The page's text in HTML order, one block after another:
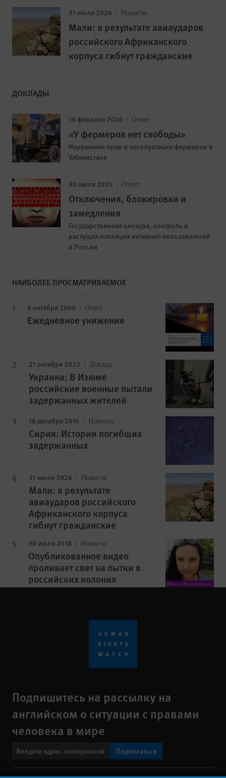
31 июля 2026 Новости
Мали: в результате авиаударов
российского Африканского
корпуса гибнут гражданские
ДОКЛАДЫ
16 февраля 2026 Отчет
«У фермеров нет свободы»
Нарушения прав и эксплуатация фермеров в
Узбекистане
30 июля 2025 Отчет
Отключения, блокировки и
замедления
Государственная цензура, контроль и
растущая изоляция интернет-пользователей
в России
НАИБОЛЕЕ ПРОСМАТРИВАЕМОЕ
6 октября 2008 Отчет
Ежедневное унижение
21 октября 2022 Доклад
Украина: В Изюме
российские военные пытали
задержанных жителей
16 декабря 2015 Новости
Сирия: Истории погибших
задержанных
31 июля 2026 Новости
Мали: в результате
авиаударов российского
Африканского корпуса
гибнут гражданские
30 июля 2018 Новости
Опубликованное видео
проливает свет на пытки в
российских колония
Подпишитесь на рассылку на
английском о ситуации с правами
человека в мире
Подписаться